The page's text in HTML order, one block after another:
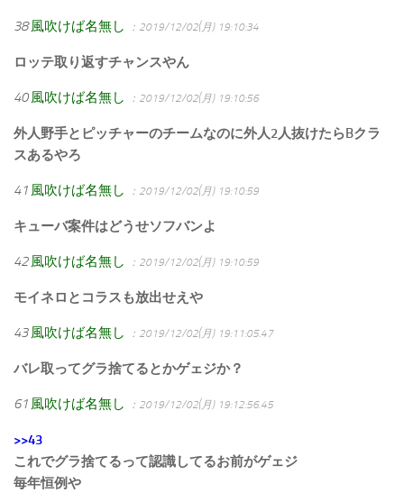
38 風吹けば名無し ：2019/12/02(月) 19:10:34
ロッテ取り返すチャンスやん
40 風吹けば名無し ：2019/12/02(月) 19:10:56
外人野手とピッチャーのチームなのに外人2人抜けたらBクラ
スあるやろ
41 風吹けば名無し ：2019/12/02(月) 19:10:59
キューバ案件はどうせソフバンよ
42 風吹けば名無し ：2019/12/02(月) 19:10:59
モイネロとコラスも放出せえや
43 風吹けば名無し ：2019/12/02(月) 19:11:05.47
バレ取ってグラ捨てるとかゲェジか？
61 風吹けば名無し ：2019/12/02(月) 19:12:56.45
>>43
これでグラ捨てるって認識してるお前がゲェジ
毎年恒例や